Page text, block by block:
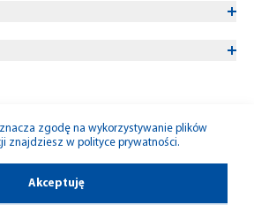
zgodę na wykorzystywanie plików
znajdziesz w polityce prywatności.
Akceptuję